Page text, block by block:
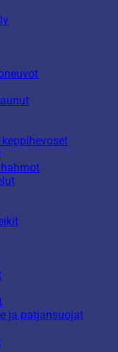
ja patjansuojat